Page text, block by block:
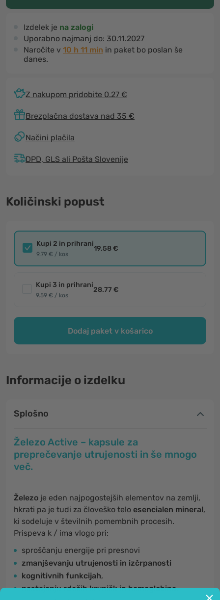
Izdelek je na zalogi
Uporabno najmanj do: 30.11.2027
Naročite v 10 h 11 min in paket bo poslan še
danes.
Z nakupom pridobite 0.27 €
Brezplačna dostava nad 35 €
Načini plačila
DPD, GLS ali Pošta Slovenije
Količinski popust
Kupi 2 in prihrani
9.79 € / kos
19.58 €
Kupi 3 in prihrani
9.59 € / kos
28.77 €
Dodaj paket v košarico
Informacije o izdelku
Splošno
Železo Active – kapsule za
preprečevanje utrujenosti in še mnogo
več.
Železo je eden najpogostejših elementov na zemlji,
hkrati pa je tudi za človeško telo esencialen mineral,
ki sodeluje v številnih pomembnih procesih.
Prispeva k / ima vlogo pri:
sproščanju energije pri presnovi
zmanjševanju utrujenosti in izčrpanosti
kognitivnih funkcijah,
nastajanju rdečih krvničk in hemoglobina,